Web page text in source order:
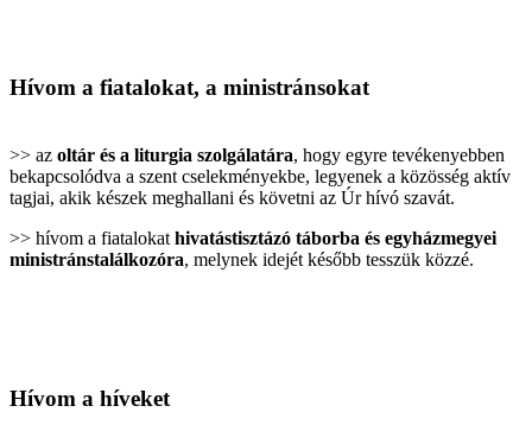
Hívom a fiatalokat, a ministránsokat
>> az oltár és a liturgia szolgálatára, hogy egyre tevékenyebben
bekapcsolódva a szent cselekményekbe, legyenek a közösség aktív
tagjai, akik készek meghallani és követni az Úr hívó szavát.
>> hívom a fiatalokat hivatástisztázó táborba és egyházmegyei
ministránstalálkozóra, melynek idejét később tesszük közzé.
Hívom a híveket